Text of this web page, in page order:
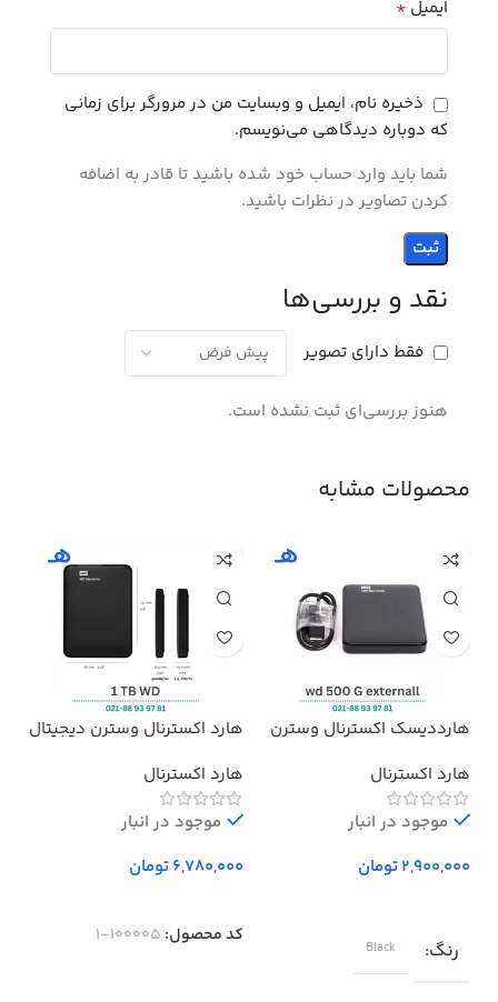
نقد و بررسی‌ها
فقط دارای تصویر
هنوز بررسی‌ای ثبت نشده است.
ایمیل *
ذخیره نام، ایمیل و وبسایت من در مرورگر برای زمانی
که دوباره دیدگاهی می‌نویسم.
شما باید وارد حساب خود شده باشید تا قادر به اضافه
کردن تصاویر در نظرات باشید.
محصولات مشابه
هارددیسک اکسترنال وسترن
500 گیگابایت استوک ا
Western Digital Elements
External Hard Drive – 500GB
هارد اکسترنال
موجود در انبار
تومان
رنگ Black
هارد اکسترنال وسترن دیجیتال
هارد اکسترنال
موجود در انبار
تومان
کد محصول: 100005-1